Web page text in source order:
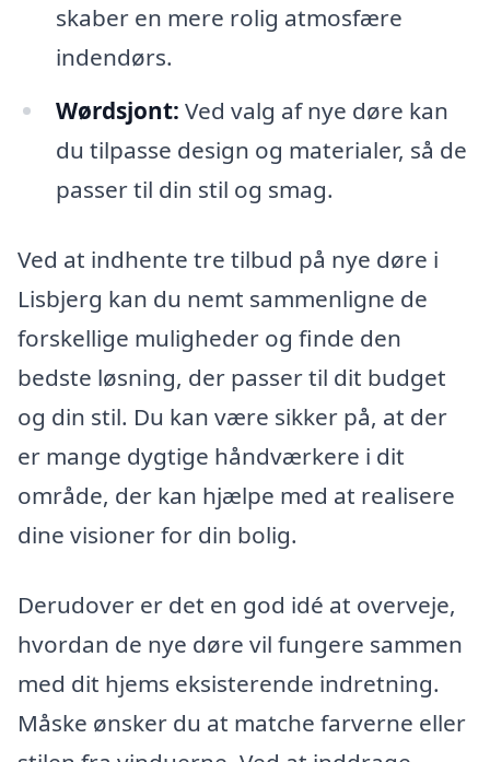
skaber en mere rolig atmosfære
indendørs.
Wørdsjont: Ved valg af nye døre kan
du tilpasse design og materialer, så de
passer til din stil og smag.
Ved at indhente tre tilbud på nye døre i
Lisbjerg kan du nemt sammenligne de
forskellige muligheder og finde den
bedste løsning, der passer til dit budget
og din stil. Du kan være sikker på, at der
er mange dygtige håndværkere i dit
område, der kan hjælpe med at realisere
dine visioner for din bolig.
Derudover er det en god idé at overveje,
hvordan de nye døre vil fungere sammen
med dit hjems eksisterende indretning.
Måske ønsker du at matche farverne eller